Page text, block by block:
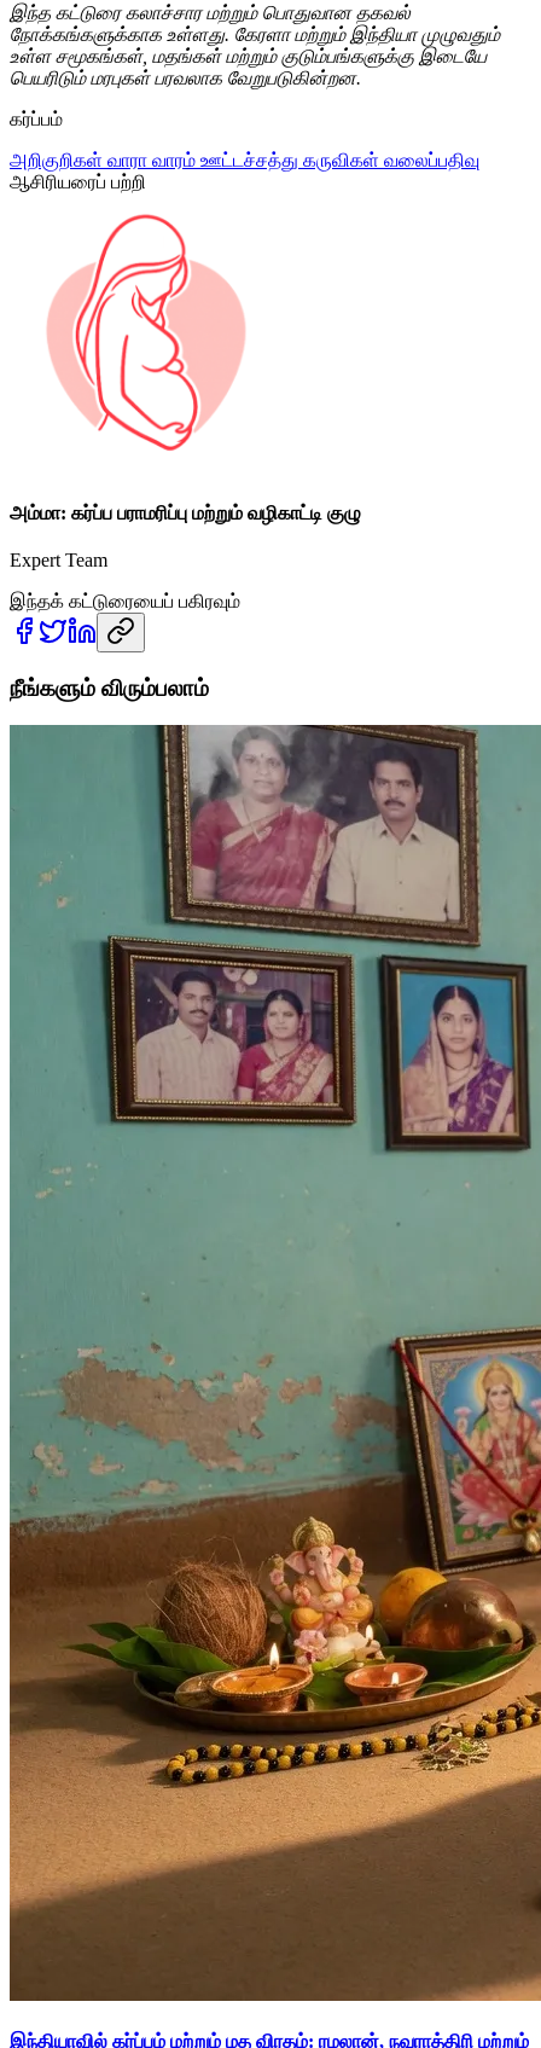
இந்த கட்டுரை கலாச்சார மற்றும் பொதுவான தகவல்
நோக்கங்களுக்காக உள்ளது. கேரளா மற்றும் இந்தியா முழுவதும்
உள்ள சமூகங்கள், மதங்கள் மற்றும் குடும்பங்களுக்கு இடையே
பெயரிடும் மரபுகள் பரவலாக வேறுபடுகின்றன.
கர்ப்பம்
அறிகுறிகள் வாரா வாரம் ஊட்டச்சத்து கருவிகள் வலைப்பதிவு
ஆசிரியரைப் பற்றி
அம்மா: கர்ப்ப பராமரிப்பு மற்றும் வழிகாட்டி குழு
Expert Team
இந்தக் கட்டுரையைப் பகிரவும்
நீங்களும் விரும்பலாம்
இந்தியாவில் கர்ப்பம் மற்றும் மத விரதம்: ரமலான், நவராத்திரி மற்றும்